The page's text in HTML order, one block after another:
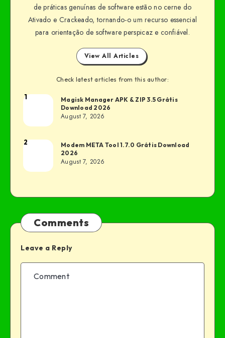
de práticas genuínas de software estão no cerne do
Ativado e Crackeado, tornando-o um recurso essencial
para orientação de software perspicaz e confiável.
View All Articles
Check latest articles from this author:
1
Magisk Manager APK & ZIP 3.5 Grátis
Download 2026
August 7, 2026
2
Modem META Tool 1.7.0 Grátis Download
2026
August 7, 2026
Comments
Leave a Reply